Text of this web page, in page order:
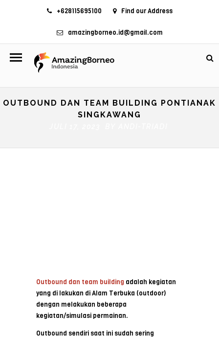
+628115695100 Find our Address
amazingborneo.id@gmail.com
OUTBOUND DAN TEAM BUILDING PONTIANAK
SINGKAWANG
Outbound dan team building adalah kegiatan
yang di lakukan di Alam Terbuka (outdoor)
dengan melakukan beberapa
kegiatan/simulasi permainan.
Outbound sendiri saat ini sudah sering